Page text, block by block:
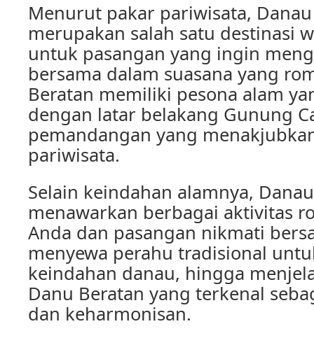
Menurut pakar pariwisata,
merupakan salah satu destinasi
untuk pasangan yang ingin
bersama dalam suasana yang
Beratan memiliki pesona alam
dengan latar belakang Gunung
pemandangan yang
pariwisata.
Selain keindahan alamnya,
menawarkan berbagai aktivitas
Anda dan pasangan nikmati
menyewa perahu tradisional
keindahan danau, hingga
Danu Beratan yang terkenal
dan keharmonisan.